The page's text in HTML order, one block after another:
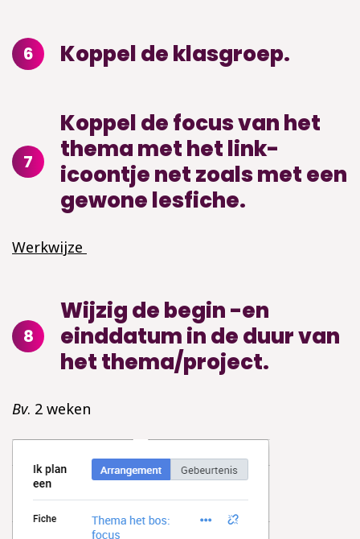
6 Koppel de klasgroep.
7
Koppel de focus van het
thema met het link-
icoontje net zoals met een
gewone lesfiche.
Werkwijze
8
Wijzig de begin -en
einddatum in de duur van
het thema/project.
Bv. 2 weken